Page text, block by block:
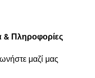
& Πληροφορίες
μαζί μας